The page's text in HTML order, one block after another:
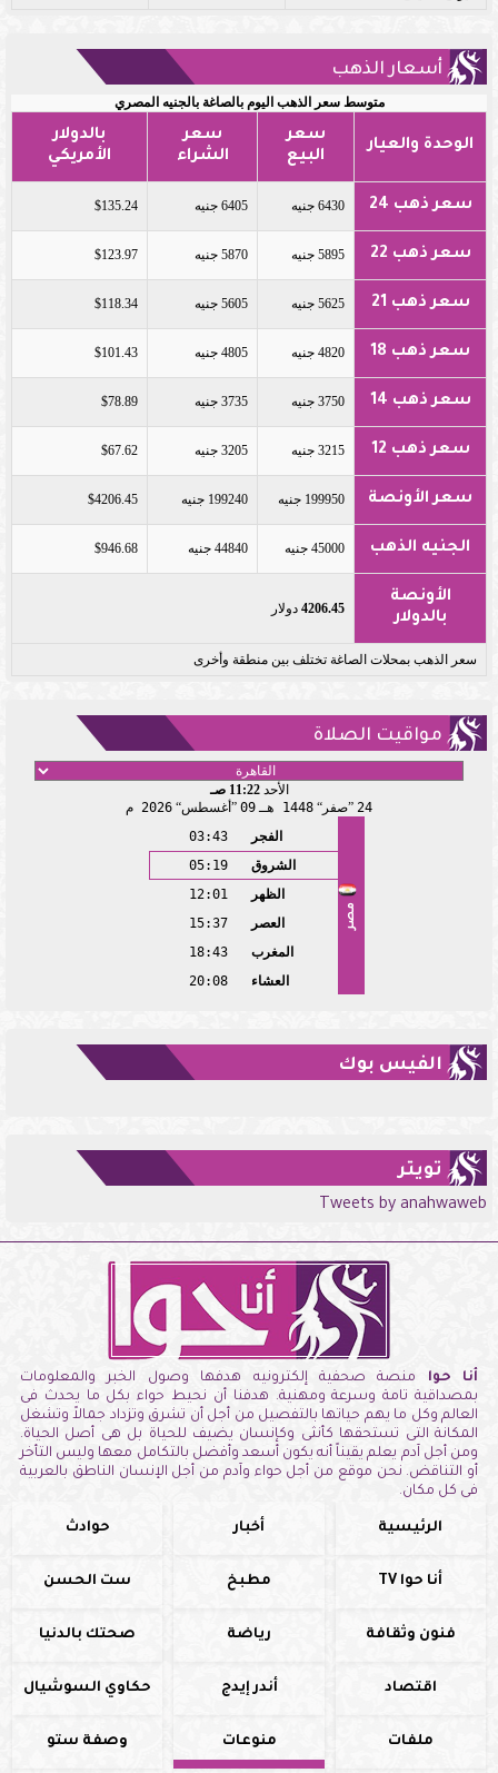
أسعار الذهب
متوسط سعر الذهب اليوم بالصاغة بالجنيه المصري
الوحدة والعيار
سعر
البيع
سعر
الشراء
بالدولار
الأمريكي
سعر ذهب 24 6430 جنيه 6405 جنيه $135.24
سعر ذهب 22 5895 جنيه 5870 جنيه $123.97
سعر ذهب 21 5625 جنيه 5605 جنيه $118.34
سعر ذهب 18 4820 جنيه 4805 جنيه $101.43
سعر ذهب 14 3750 جنيه 3735 جنيه $78.89
سعر ذهب 12 3215 جنيه 3205 جنيه $67.62
سعر الأونصة 199950 جنيه 199240 جنيه $4206.45
الجنيه الذهب 45000 جنيه 44840 جنيه $946.68
الأونصة
بالدولار
4206.45 دولار
سعر الذهب بمحلات الصاغة تختلف بين منطقة وأخرى
مواقيت الصلاة
الأحد11:22 صـ
24 صفر 1448 هـ 09 أغسطس 2026 م
مصر
الفجر
03:43
الشروق
05:19
الظهر
12:01
العصر
15:37
المغرب
18:43
العشاء
20:08
الفيس بوك
تويتر
Tweets by anahwaweb
أنا حوا منصة صحفية إلكترونيه هدفها وصول الخبر والمعلومات
بمصداقية تامة وسرعة ومهنية. هدفنا أن نحيط حواء بكل ما يحدث فى
العالم وكل ما يهم حياتها بالتفصيل من أجل أن تشرق وتزداد جمالاً وتشغل
المكانة التى تستحقها كأنثى وكإنسان يضيف للحياة بل هى أصل الحياة.
ومن أجل آدم يعلم يقيناً أنه يكون أسعد وأفضل بالتكامل معها وليس التأخر
أو التناقض. نحن موقع من أجل حواء وآدم من أجل الإنسان الناطق بالعربية
فى كل مكان.
الرئيسية أخبار حوادث
أنا حوا TV مطبخ ست الحسن
فنون وثقافة رياضة صحتك بالدنيا
اقتصاد أندر إيدج حكاوي السوشيال
ملفات منوعات وصفة ستو